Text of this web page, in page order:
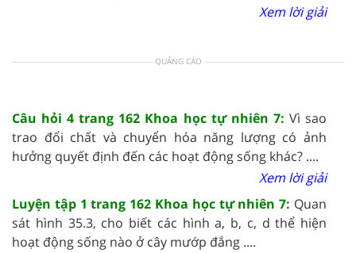
Xem lời giải
QUẢNG CÁO
Câu hỏi 4 trang 162 Khoa học tự nhiên 7: Vì sao
trao đổi chất và chuyển hóa năng lượng có ảnh
hưởng quyết định đến các hoạt động sống khác? ....
Xem lời giải
Luyện tập 1 trang 162 Khoa học tự nhiên 7: Quan
sát hình 35.3, cho biết các hình a, b, c, d thể hiện
hoạt động sống nào ở cây mướp đắng ....